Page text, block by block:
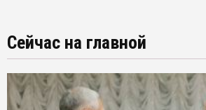
Сейчас на главной